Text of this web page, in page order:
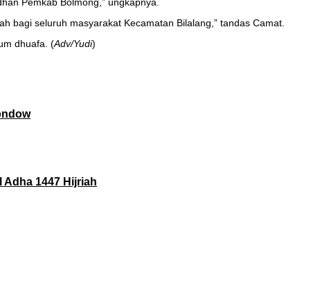
bagi seluruh masyarakat Kecamatan Bilalang,” tandas Camat.
dhuafa. (Adv/Yudi)
1447 Hijriah